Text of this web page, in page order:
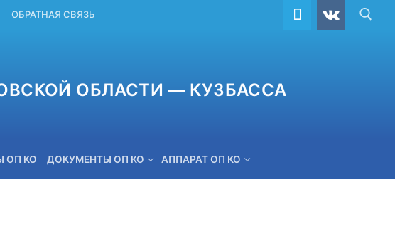
ОБРАТНАЯ СВЯЗЬ
ОБЛАСТИ — КУЗБАССА
ОП КО ДОКУМЕНТЫ ОП КО АППАРАТ ОП КО